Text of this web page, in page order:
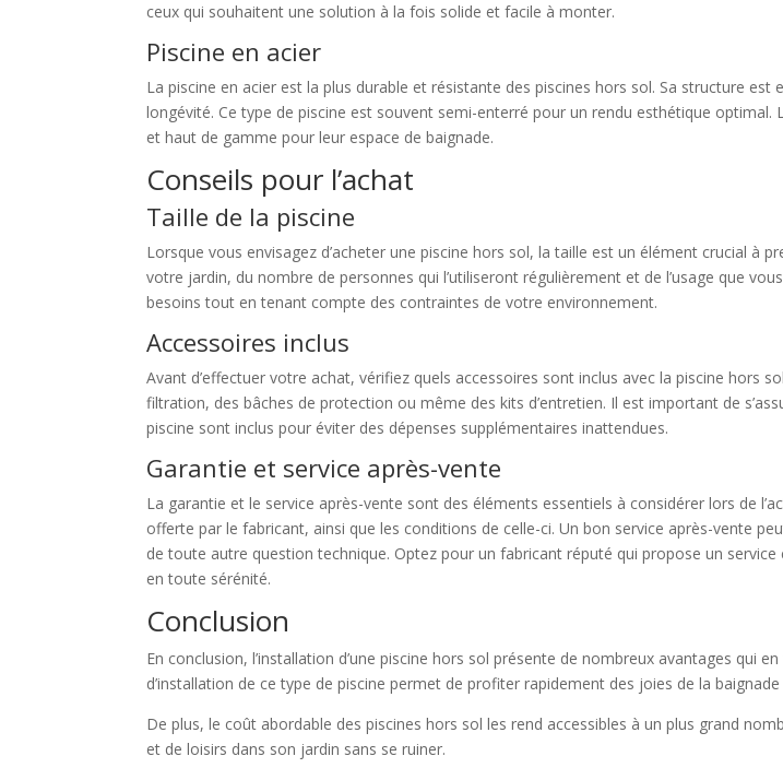
ceux qui souhaitent une solution à la fois solide et facile à monter.
Piscine en acier
La piscine en acier est la plus durable et résistante des piscines hors sol. Sa structure
longévité. Ce type de piscine est souvent semi-enterré pour un rendu esthétique
et haut de gamme pour leur espace de baignade.
Conseils pour l’achat
Taille de la piscine
Lorsque vous envisagez d’acheter une piscine hors sol, la taille est un élément crucial à
votre jardin, du nombre de personnes qui l’utiliseront régulièrement et de l’usage que
besoins tout en tenant compte des contraintes de votre environnement.
Accessoires inclus
Avant d’effectuer votre achat, vérifiez quels accessoires sont inclus avec la piscine hors
filtration, des bâches de protection ou même des kits d’entretien. Il est important de
piscine sont inclus pour éviter des dépenses supplémentaires inattendues.
Garantie et service après-vente
La garantie et le service après-vente sont des éléments essentiels à considérer lors de
offerte par le fabricant, ainsi que les conditions de celle-ci. Un bon service après-vente
de toute autre question technique. Optez pour un fabricant réputé qui propose un
en toute sérénité.
Conclusion
En conclusion, l’installation d’une piscine hors sol présente de nombreux avantages
d’installation de ce type de piscine permet de profiter rapidement des joies de la
De plus, le coût abordable des piscines hors sol les rend accessibles à un plus grand
et de loisirs dans son jardin sans se ruiner.